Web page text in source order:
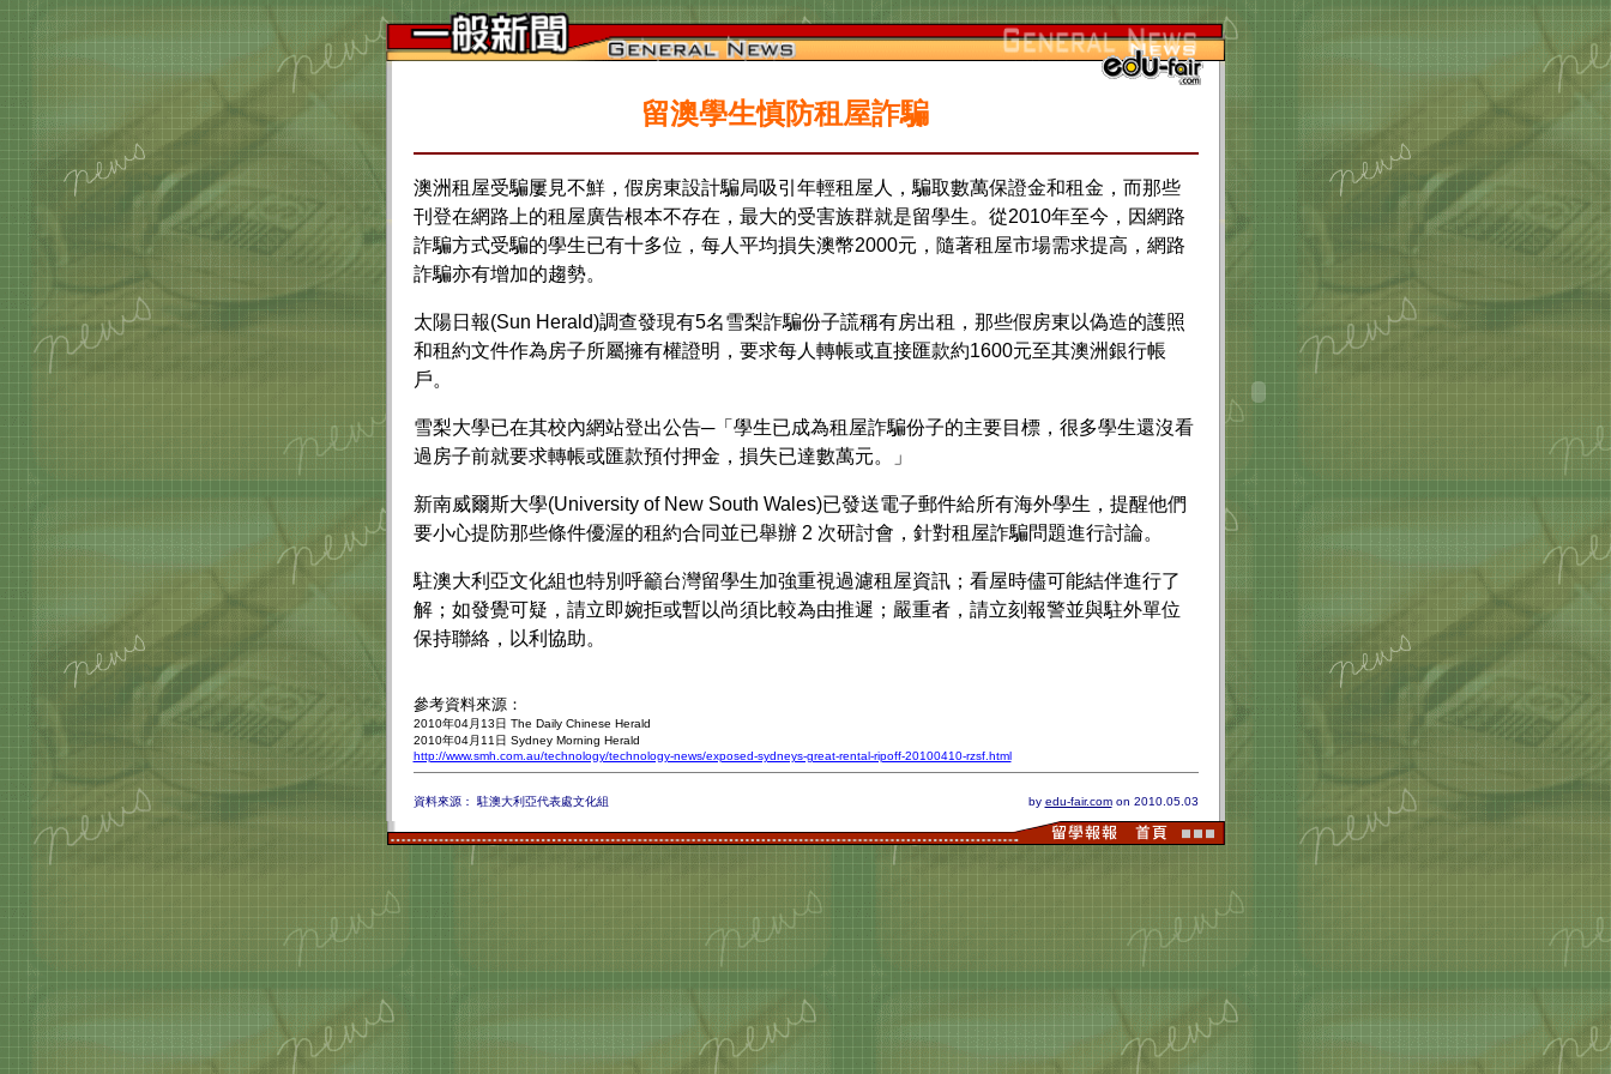
留澳學生慎防租屋詐騙
澳洲租屋受騙屢見不鮮，假房東設計騙局吸引年輕租屋人，騙取數萬保證金和租金，而那些
刊登在網路上的租屋廣告根本不存在，最大的受害族群就是留學生。從2010年至今，因網路
詐騙方式受騙的學生已有十多位，每人平均損失澳幣2000元，隨著租屋市場需求提高，網路
詐騙亦有增加的趨勢。
太陽日報(Sun Herald)調查發現有5名雪梨詐騙份子謊稱有房出租，那些假房東以偽造的護照
和租約文件作為房子所屬擁有權證明，要求每人轉帳或直接匯款約1600元至其澳洲銀行帳
戶。
雪梨大學已在其校內網站登出公告─「學生已成為租屋詐騙份子的主要目標，很多學生還沒看
過房子前就要求轉帳或匯款預付押金，損失已達數萬元。」
新南威爾斯大學(University of New South Wales)已發送電子郵件給所有海外學生，提醒他們
要小心提防那些條件優渥的租約合同並已舉辦2 次研討會，針對租屋詐騙問題進行討論。
駐澳大利亞文化組也特別呼籲台灣留學生加強重視過濾租屋資訊；看屋時儘可能結伴進行了
解；如發覺可疑，請立即婉拒或暫以尚須比較為由推遲；嚴重者，請立刻報警並與駐外單位
保持聯絡，以利協助。
參考資料來源：
2010年04月 13日 The Daily Chinese Herald
2010年04月 11 日 Sydney Morning Herald
http://www.smh.com.au/technology/technology-news/exposed-sydneys-great-rental-ripoff-20100410-rzsf.html
資料來源： 駐澳大利亞代表處文化組 by edu-fair.comon 2010.05.03